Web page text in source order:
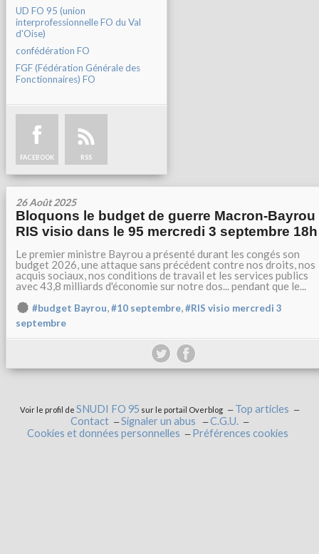
UD FO 95 (union
interprofessionnelle FO du Val
d'Oise)
confédération FO
FGF (Fédération Générale des
Fonctionnaires) FO
FACEBOOK RSS
26 Août 2025
Bloquons le budget de guerre Macron-Bayrou
RIS visio dans le 95 mercredi 3 septembre 18h
Le premier ministre Bayrou a présenté durant les congés son
budget 2026, une attaque sans précédent contre nos droits, nos
acquis sociaux, nos conditions de travail et les services publics
avec 43,8 milliards d'économie sur notre dos... pendant que le...
#budget Bayrou,#10 septembre,#RIS visio mercredi 3
septembre
Voir le profil de SNUDI FO 95 sur le portail Overblog
Top articles
Contact
Signaler un abus
C.G.U.
Cookies et données personnelles
Préférences cookies